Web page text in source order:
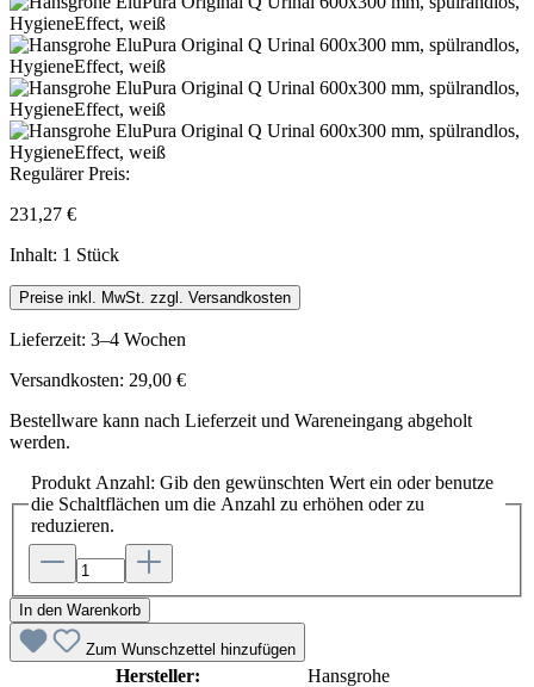
Regulärer Preis:
231,27 €
Inhalt: 1 Stück
Preise inkl. MwSt. zzgl. Versandkosten
Lieferzeit: 3–4 Wochen
Versandkosten: 29,00 €
Bestellware kann nach Lieferzeit und Wareneingang abgeholt
werden.
Produkt Anzahl: Gib den gewünschten Wert ein oder benutze
die Schaltflächen um die Anzahl zu erhöhen oder zu
reduzieren.
In den Warenkorb
Zum Wunschzettel hinzufügen
Hersteller: Hansgrohe